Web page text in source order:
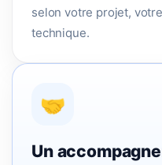
selon votre projet,
technique.
🤝
Un